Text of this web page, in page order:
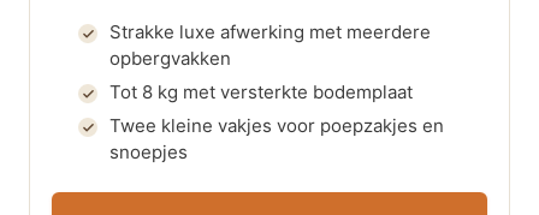
Strakke luxe afwerking met meerdere
opbergvakken
Tot 8 kg met versterkte bodemplaat
Twee kleine vakjes voor poepzakjes en
snoepjes